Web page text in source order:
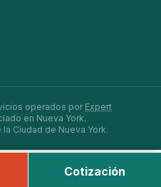
operados por Expert
en Nueva York.
Ciudad de Nueva York.
Cotización